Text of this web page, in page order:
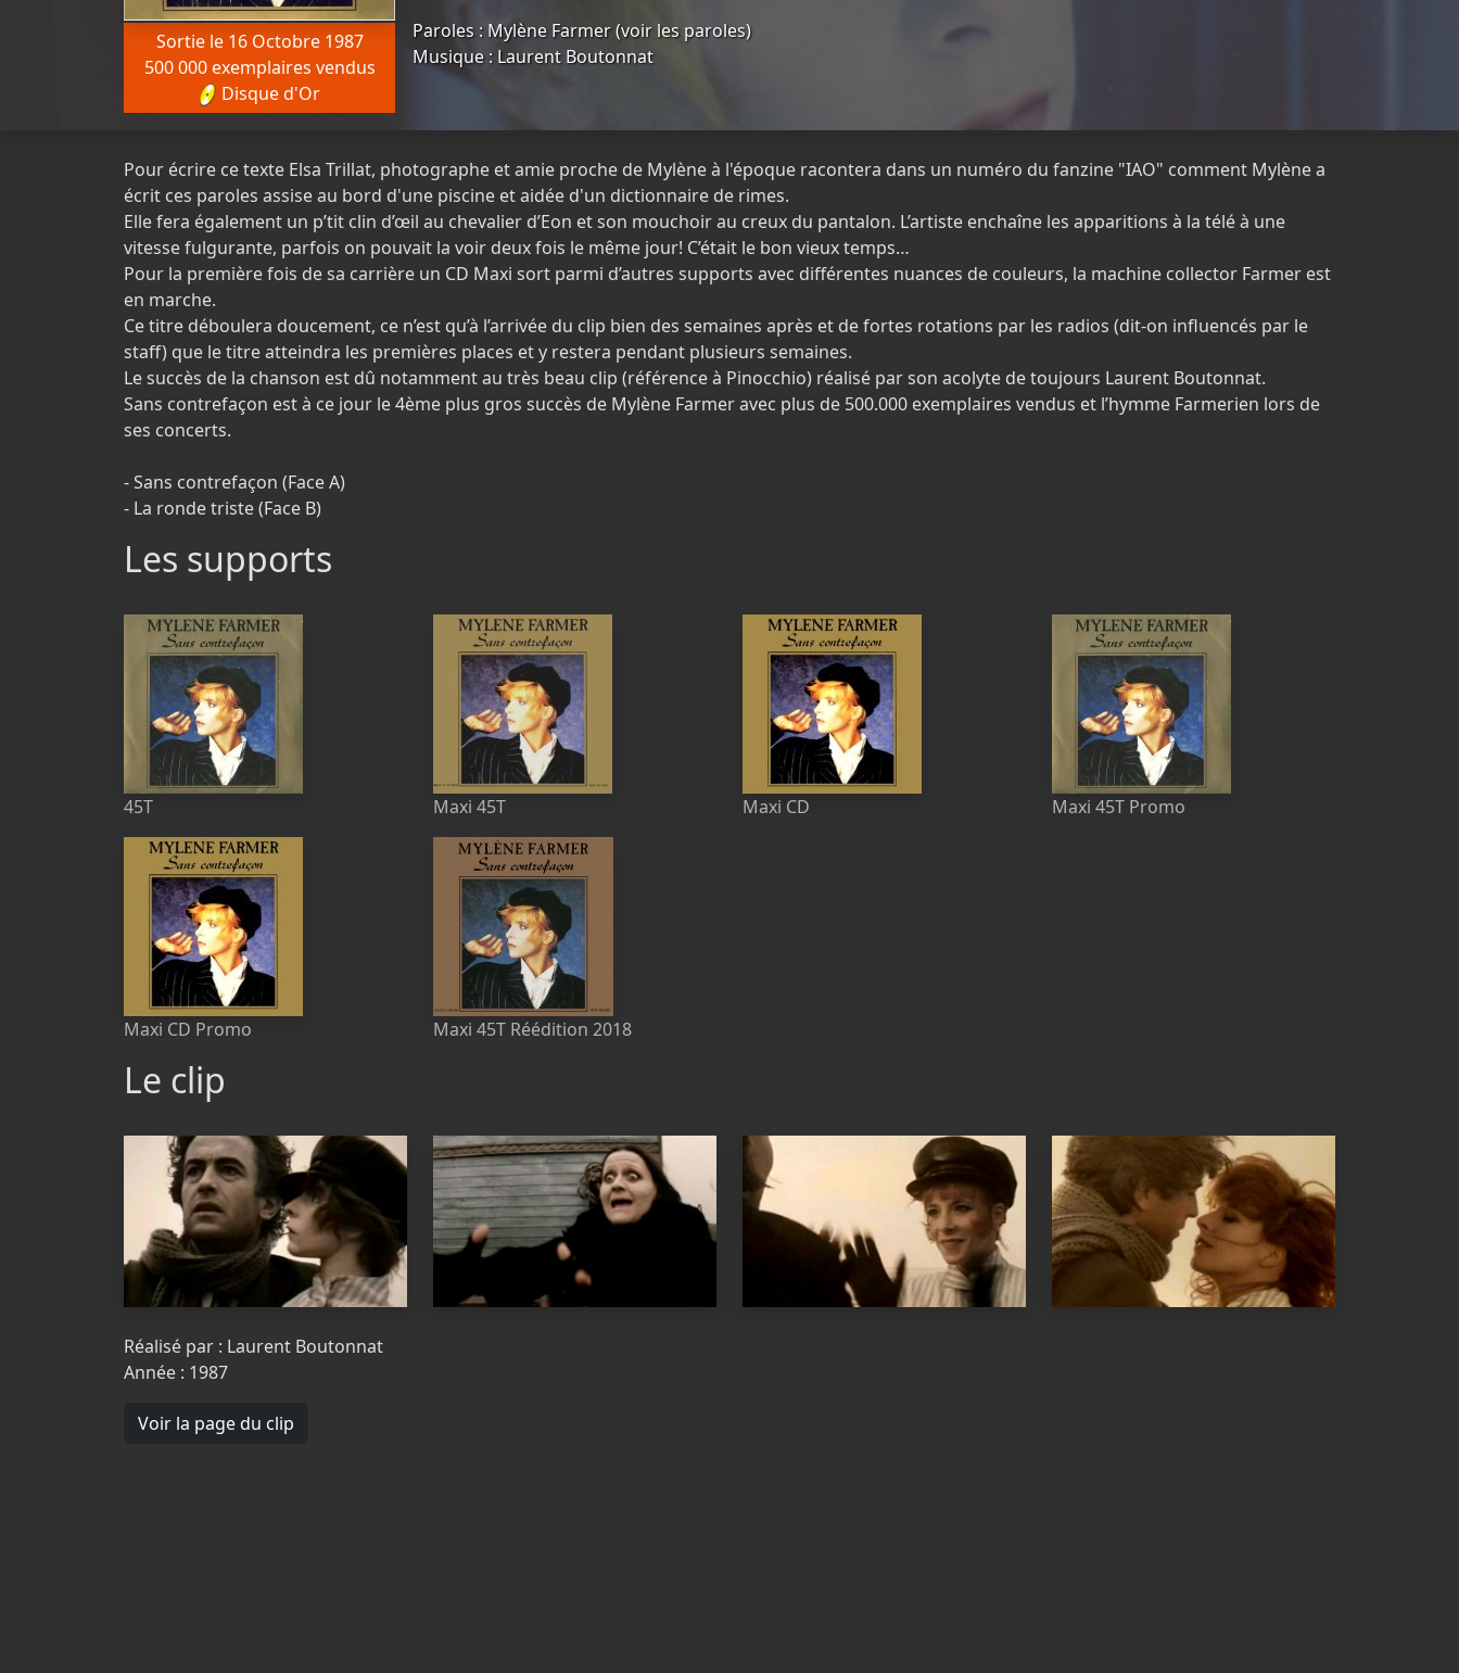
Sortie le 16 Octobre 1987
500 000 exemplaires vendus
Disque d'Or
Paroles : Mylène Farmer (voir les paroles)
Musique : Laurent Boutonnat
Pour écrire ce texte Elsa Trillat, photographe et amie proche de Mylène à l'époque racontera dans un numéro du fanzine "IAO" comment Mylène a
écrit ces paroles assise au bord d'une piscine et aidée d'un dictionnaire de rimes.
Elle fera également un p’tit clin d’œil au chevalier d’Eon et son mouchoir au creux du pantalon. L’artiste enchaîne les apparitions à la télé à une
vitesse fulgurante, parfois on pouvait la voir deux fois le même jour! C’était le bon vieux temps…
Pour la première fois de sa carrière un CD Maxi sort parmi d’autres supports avec différentes nuances de couleurs, la machine collector Farmer est
en marche.
Ce titre déboulera doucement, ce n’est qu’à l’arrivée du clip bien des semaines après et de fortes rotations par les radios (dit-on influencés par le
staff) que le titre atteindra les premières places et y restera pendant plusieurs semaines.
Le succès de la chanson est dû notamment au très beau clip (référence à Pinocchio) réalisé par son acolyte de toujours Laurent Boutonnat.
Sans contrefaçon est à ce jour le 4ème plus gros succès de Mylène Farmer avec plus de 500.000 exemplaires vendus et l’hymme Farmerien lors de
ses concerts.
- Sans contrefaçon (Face A)
- La ronde triste (Face B)
Les supports
45T Maxi 45T Maxi CD Maxi 45T Promo
Maxi CD Promo Maxi 45T Réédition 2018
Le clip
Réalisé par : Laurent Boutonnat
Année : 1987
Voir la page du clip